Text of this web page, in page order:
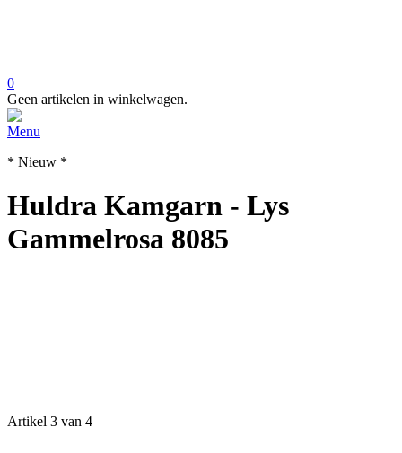
0
Geen artikelen in winkelwagen.
Menu
* Nieuw *
Huldra Kamgarn - Lys
Gammelrosa 8085
Artikel 3 van 4